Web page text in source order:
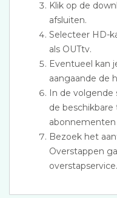
Klik op de
afsluiten.
Selecteer HD-
als OUTtv.
Eventueel kan
aangaande de
In de volgende
de
Bezoek het
Overstappen
overstapservice.